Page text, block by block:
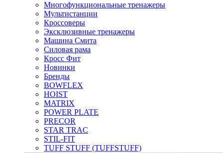
Многофункциональные тренажеры
Мультистанции
Кроссоверы
Эксклюзивные тренажеры
Машина Смита
Силовая рама
Кросс Фит
Новинки
Бренды
BOWFLEX
HOIST
MATRIX
POWER PLATE
PRECOR
STAR TRAC
STIL-FIT
TUFF STUFF (TUFFSTUFF)